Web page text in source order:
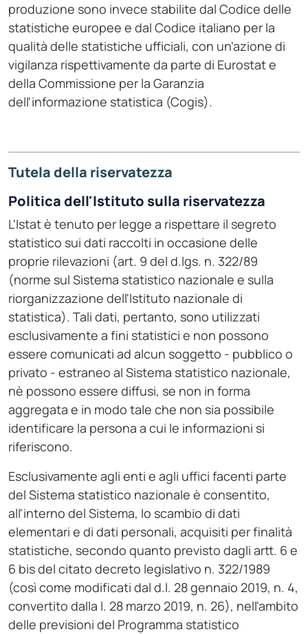
produzione sono invece stabilite dal Codice delle
statistiche europee e dal Codice italiano per la
qualità delle statistiche ufficiali, con un'azione di
vigilanza rispettivamente da parte di Eurostat e
della Commissione per la Garanzia
dell'informazione statistica (Cogis).
Tutela della riservatezza
Politica dell'Istituto sulla riservatezza
L'Istat è tenuto per legge a rispettare il segreto
statistico sui dati raccolti in occasione delle
proprie rilevazioni (art. 9 del d.lgs. n. 322/89
(norme sul Sistema statistico nazionale e sulla
riorganizzazione dell'Istituto nazionale di
statistica). Tali dati, pertanto, sono utilizzati
esclusivamente a fini statistici e non possono
essere comunicati ad alcun soggetto - pubblico o
privato - estraneo al Sistema statistico nazionale,
nè possono essere diffusi, se non in forma
aggregata e in modo tale che non sia possibile
identificare la persona a cui le informazioni si
riferiscono.
Esclusivamente agli enti e agli uffici facenti parte
del Sistema statistico nazionale è consentito,
all'interno del Sistema, lo scambio di dati
elementari e di dati personali, acquisiti per finalità
statistiche, secondo quanto previsto dagli artt. 6 e
6 bis del citato decreto legislativo n. 322/1989
(così come modificati dal d.l. 28 gennaio 2019, n. 4,
convertito dalla l. 28 marzo 2019, n. 26), nell'ambito
delle previsioni del Programma statistico